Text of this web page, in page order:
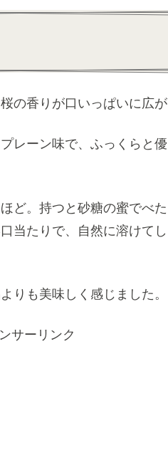
の香りが口いっぱいに広が
レーン味で、ふっくらと
ど。持つと砂糖の蜜でべ
当たりで、自然に溶けて
りも美味しく感じました。
サーリンク